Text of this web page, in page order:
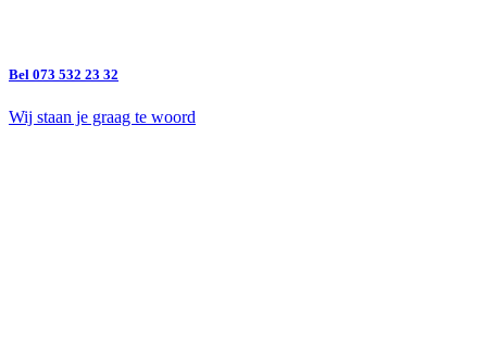
Bel 073 532 23 32
Wij staan je graag te woord